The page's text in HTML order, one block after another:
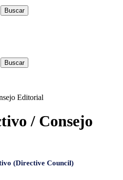
Buscar
Buscar
Editorial
/ Consejo
(Directive Council)